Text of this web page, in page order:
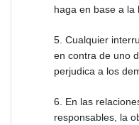
haga en base a la
5. Cualquier
en contra de uno
perjudica a los
6. En las
responsables, la